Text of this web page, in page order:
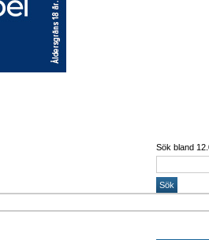
Sök bland